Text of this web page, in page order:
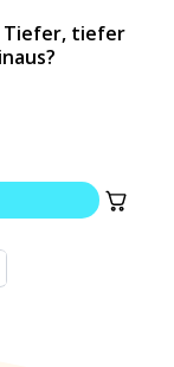
Tiefer, tiefer